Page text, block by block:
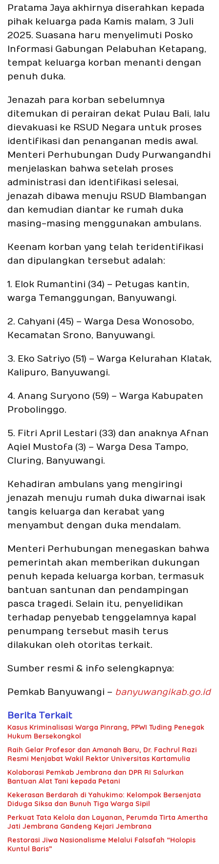
Pratama Jaya akhirnya diserahkan kepada
pihak keluarga pada Kamis malam, 3 Juli
2025. Suasana haru menyelimuti Posko
Informasi Gabungan Pelabuhan Ketapang,
tempat keluarga korban menanti dengan
penuh duka.
Jenazah para korban sebelumnya
ditemukan di perairan dekat Pulau Bali, lalu
dievakuasi ke RSUD Negara untuk proses
identifikasi dan penanganan medis awal.
Menteri Perhubungan Dudy Purwangandhi
menjelaskan bahwa setelah proses
administrasi dan identifikasi selesai,
jenazah dibawa menuju RSUD Blambangan
dan kemudian diantar ke rumah duka
masing-masing menggunakan ambulans.
Keenam korban yang telah teridentifikasi
dan dipulangkan tersebut adalah:
1. Elok Rumantini (34) – Petugas kantin,
warga Temanggungan, Banyuwangi.
2. Cahyani (45) – Warga Desa Wonosobo,
Kecamatan Srono, Banyuwangi.
3. Eko Satriyo (51) – Warga Kelurahan Klatak,
Kalipuro, Banyuwangi.
4. Anang Suryono (59) – Warga Kabupaten
Probolinggo.
5. Fitri April Lestari (33) dan anaknya Afnan
Aqiel Mustofa (3) – Warga Desa Tampo,
Cluring, Banyuwangi.
Kehadiran ambulans yang mengiringi
jenazah menuju rumah duka diwarnai isak
tangis keluarga dan kerabat yang
menyambut dengan duka mendalam.
Menteri Perhubungan menegaskan bahwa
pemerintah akan memberikan dukungan
penuh kepada keluarga korban, termasuk
bantuan santunan dan pendampingan
pasca tragedi. Selain itu, penyelidikan
terhadap penyebab tenggelamnya kapal
penumpang tersebut masih terus
dilakukan oleh otoritas terkait.
Sumber resmi & info selengkapnya:
Pemkab Banyuwangi – banyuwangikab.go.id
Berita Terkait
Kasus Kriminalisasi Warga Pinrang, PPWI Tuding Penegak
Hukum Bersekongkol
Raih Gelar Profesor dan Amanah Baru, Dr. Fachrul Razi
Resmi Menjabat Wakil Rektor Universitas Kartamulia
Kolaborasi Pemkab Jembrana dan DPR RI Salurkan
Bantuan Alat Tani kepada Petani
Kekerasan Berdarah di Yahukimo: Kelompok Bersenjata
Diduga Siksa dan Bunuh Tiga Warga Sipil
Perkuat Tata Kelola dan Layanan, Perumda Tirta Amertha
Jati Jembrana Gandeng Kejari Jembrana
Restorasi Jiwa Nasionalisme Melalui Falsafah “Holopis
Kuntul Baris”